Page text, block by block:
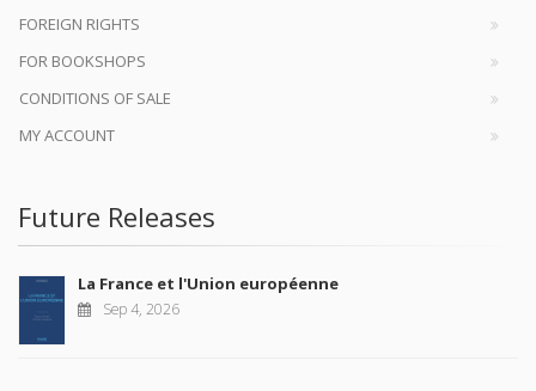
FOREIGN RIGHTS
FOR BOOKSHOPS
CONDITIONS OF SALE
MY ACCOUNT
Future Releases
La France et l'Union européenne
Sep 4, 2026